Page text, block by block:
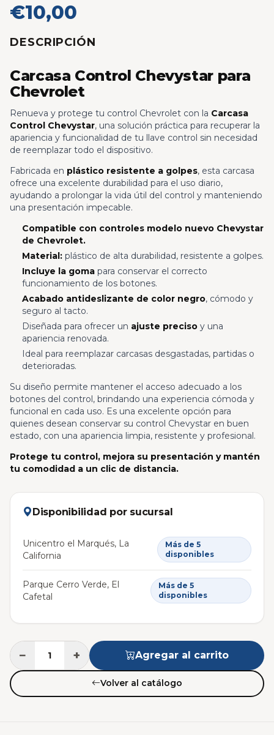
€10,00
DESCRIPCIÓN
Carcasa Control Chevystar para
Chevrolet
Renueva y protege tu control Chevrolet con la Carcasa
Control Chevystar, una solución práctica para recuperar la
apariencia y funcionalidad de tu llave control sin necesidad
de reemplazar todo el dispositivo.
Fabricada en plástico resistente a golpes, esta carcasa
ofrece una excelente durabilidad para el uso diario,
ayudando a prolongar la vida útil del control y manteniendo
una presentación impecable.
Compatible con controles modelo nuevo Chevystar
de Chevrolet.
Material:plástico de alta durabilidad, resistente a golpes.
Incluye la gomapara conservar el correcto
funcionamiento de los botones.
Acabado antideslizante de color negro, cómodo y
seguro al tacto.
Diseñada para ofrecer un ajuste precisoy una
apariencia renovada.
Ideal para reemplazar carcasas desgastadas, partidas o
deterioradas.
Su diseño permite mantener el acceso adecuado a los
botones del control, brindando una experiencia cómoda y
funcional en cada uso. Es una excelente opción para
quienes desean conservar su control Chevystar en buen
estado, con una apariencia limpia, resistente y profesional.
Protege tu control, mejora su presentación y mantén
tu comodidad a un clic de distancia.
Disponibilidad por sucursal
Unicentro el Marqués, La
California
Más de 5
disponibles
Parque Cerro Verde, El
Cafetal
Más de 5
disponibles
− + Agregar al carrito
Volver al catálogo